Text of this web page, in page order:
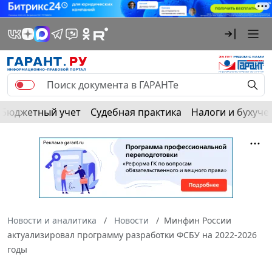
Бюджетный учет Судебная практика Налоги и
Новости и аналитика Новости
Минфин России
актуализировал программу разработки ФСБУ на 2022-2026
годы